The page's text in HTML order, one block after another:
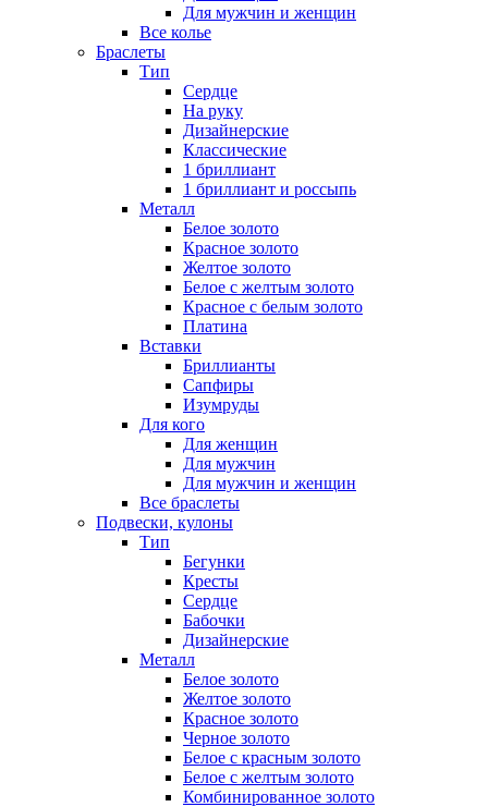
Для мужчин и женщин
Все колье
Браслеты
Тип
Сердце
На руку
Дизайнерские
Классические
1 бриллиант
1 бриллиант и россыпь
Металл
Белое золото
Красное золото
Желтое золото
Белое с желтым золото
Красное с белым золото
Платина
Вставки
Бриллианты
Сапфиры
Изумруды
Для кого
Для женщин
Для мужчин
Для мужчин и женщин
Все браслеты
Подвески, кулоны
Тип
Бегунки
Кресты
Сердце
Бабочки
Дизайнерские
Металл
Белое золото
Желтое золото
Красное золото
Черное золото
Белое с красным золото
Белое с желтым золото
Комбинированное золото